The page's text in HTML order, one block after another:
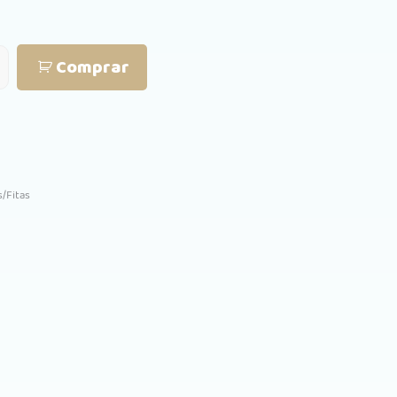
Comprar
Fitas